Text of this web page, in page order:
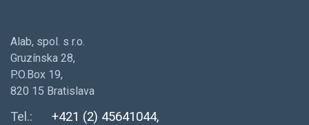
Alab, spol. s r.o.
Gruzínska 28,
P.O.Box 19,
820 15 Bratislava
Tel.:
+421 (2) 45641044,